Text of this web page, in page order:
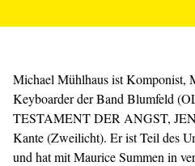
Michael Mühlhaus ist Komponist,
Keyboarder der Band Blumfeld
TESTAMENT DER ANGST,
Kante (Zweilicht). Er ist Teil des
und hat mit Maurice Summen in